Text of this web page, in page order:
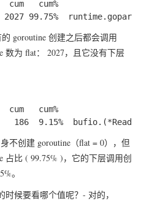
cum%
goroutine 创建之后都会调用
数为 flat： 2027，且它没有下层
cum%
不创建 goroutine（flat = 0），但
占比 ( 99.75% )，它的下层调用创
。
候要看哪个值呢？- 对的，